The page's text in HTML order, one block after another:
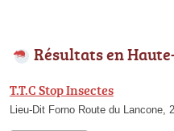
Résultats en
T.T.C Stop Insectes
Lieu-Dit Forno Route du Lancone,